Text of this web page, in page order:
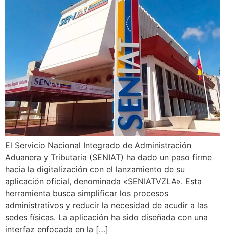
El Servicio Nacional Integrado de Administración
Aduanera y Tributaria (SENIAT) ha dado un paso firme
hacia la digitalización con el lanzamiento de su
aplicación oficial, denominada «SENIATVZLA». Esta
herramienta busca simplificar los procesos
administrativos y reducir la necesidad de acudir a las
sedes físicas. La aplicación ha sido diseñada con una
interfaz enfocada en la […]